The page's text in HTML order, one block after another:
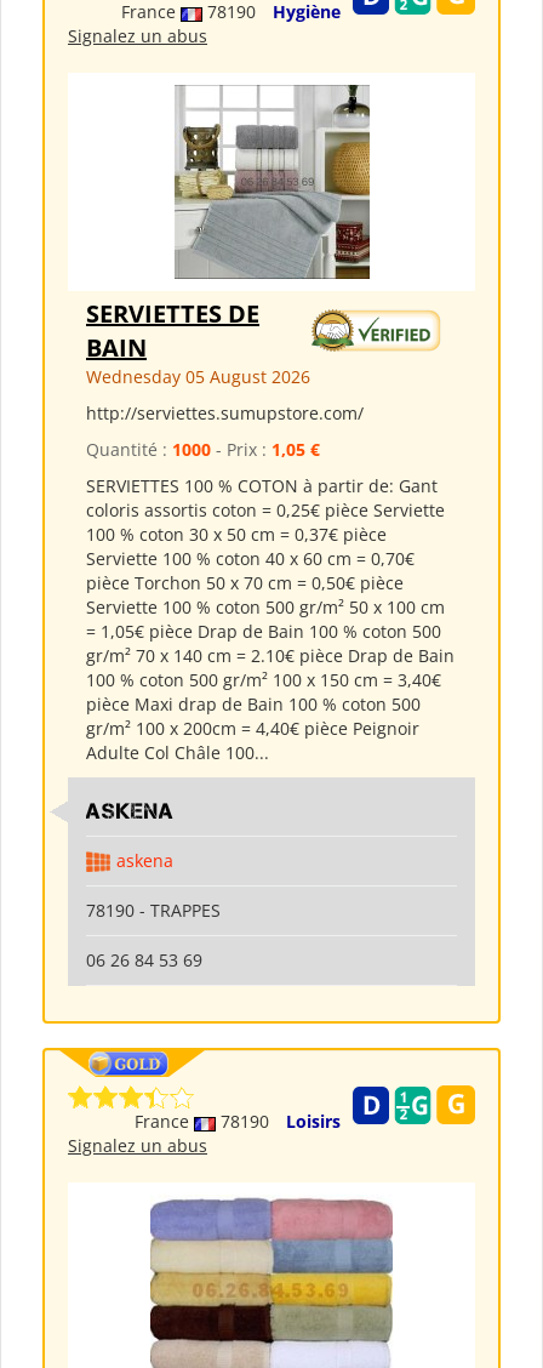
France 78190
Hygiène
Signalez un abus
SERVIETTES DE
BAIN
Wednesday 05 August 2026
http://serviettes.sumupstore.com/
Quantité : 1000 - Prix : 1,05 €
SERVIETTES 100 % COTON à partir de: Gant
coloris assortis coton = 0,25€ pièce Serviette
100 % coton 30 x 50 cm = 0,37€ pièce
Serviette 100 % coton 40 x 60 cm = 0,70€
pièce Torchon 50 x 70 cm = 0,50€ pièce
Serviette 100 % coton 500 gr/m² 50 x 100 cm
= 1,05€ pièce Drap de Bain 100 % coton 500
gr/m² 70 x 140 cm = 2.10€ pièce Drap de Bain
100 % coton 500 gr/m² 100 x 150 cm = 3,40€
pièce Maxi drap de Bain 100 % coton 500
gr/m² 100 x 200cm = 4,40€ pièce Peignoir
Adulte Col Châle 100...
ASKENA
askena
78190 - TRAPPES
06 26 84 53 69
France 78190
Loisirs
Signalez un abus